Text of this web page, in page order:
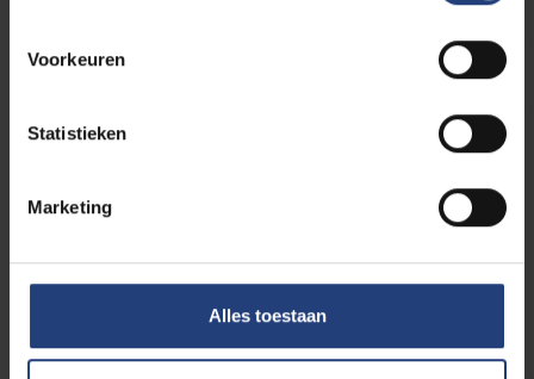
Voorkeuren
Statistieken
Marketing
Alles toestaan
Coulier Patrick
en vooral heel erg spontaan en
altijd zal zijn! Vaarwel!